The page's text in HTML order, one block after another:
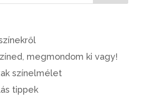
megmondom ki vagy!
színelmélet
tippek